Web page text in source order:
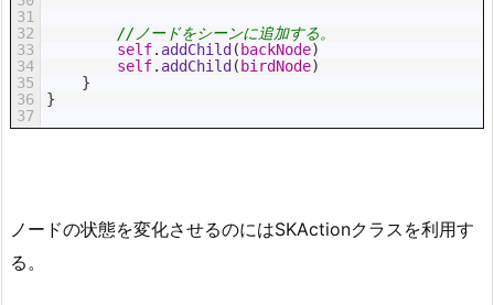
31
32
33
34
35
36
37
//ノードをシーンに追加する。
self. addChild ( backNode)
self. addChild ( birdNode)
}
}
ノードの状態を変化させるのにはSKActionクラスを利用す
る。